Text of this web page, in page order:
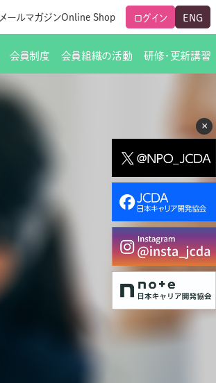
×
メールマガジンOnline Shop ログイン ENG
人生すごろく金の糸
会員制度 会員組織の活動
研究会・啓発交流会の活動報告
研修・更新講習
必要書類ダウンロード（ピアトレ）